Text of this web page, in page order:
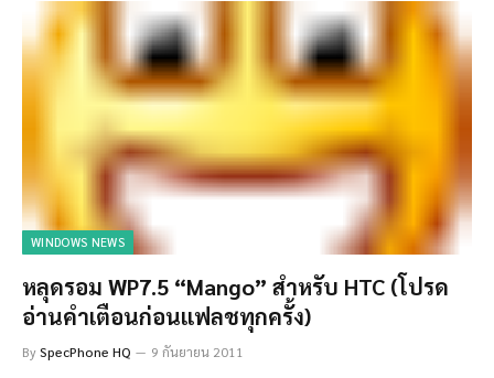
WINDOWS NEWS
หลุดรอม WP7.5 “Mango” สำหรับ HTC (โปรด
อ่านคำเตือนก่อนแฟลชทุกครั้ง)
BySpecPhone HQ 9 กันยายน 2011